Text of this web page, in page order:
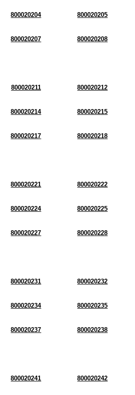
800020204 800020205
800020207 800020208
800020211 800020212
800020214 800020215
800020217 800020218
800020221 800020222
800020224 800020225
800020227 800020228
800020231 800020232
800020234 800020235
800020237 800020238
800020241 800020242